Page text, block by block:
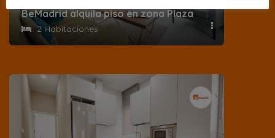
BeMadrid alquila piso en zona Plaza de España en
2 Habitaciones